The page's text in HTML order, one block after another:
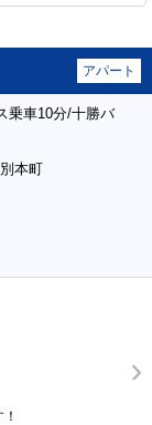
アパート
乗車10分/十勝バ
本町